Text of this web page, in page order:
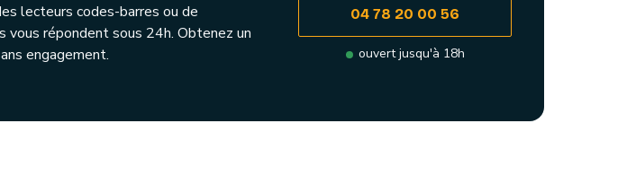
lecteurs codes-barres ou de
vous répondent sous 24h. Obtenez un
engagement.
04 78 20 00 56
ouvert jusqu'à 18h